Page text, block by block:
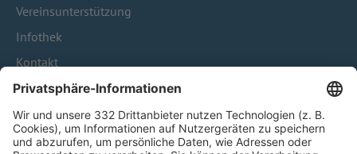
Vereinsunterstützung
Infothek
Kontakt
HÄUFIG BESUCHTE SEITEN
Pässe und Vereinswechsel